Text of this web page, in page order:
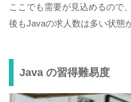
ここでも需要が見込めるので
後もJavaの求人数は多い状態
Java の習得難易度